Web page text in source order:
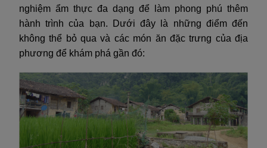
nghiệm ẩm thực đa dạng để làm phong phú thêm
hành trình của bạn. Dưới đây là những điểm đến
không thể bỏ qua và các món ăn đặc trưng của địa
phương để khám phá gần đó: